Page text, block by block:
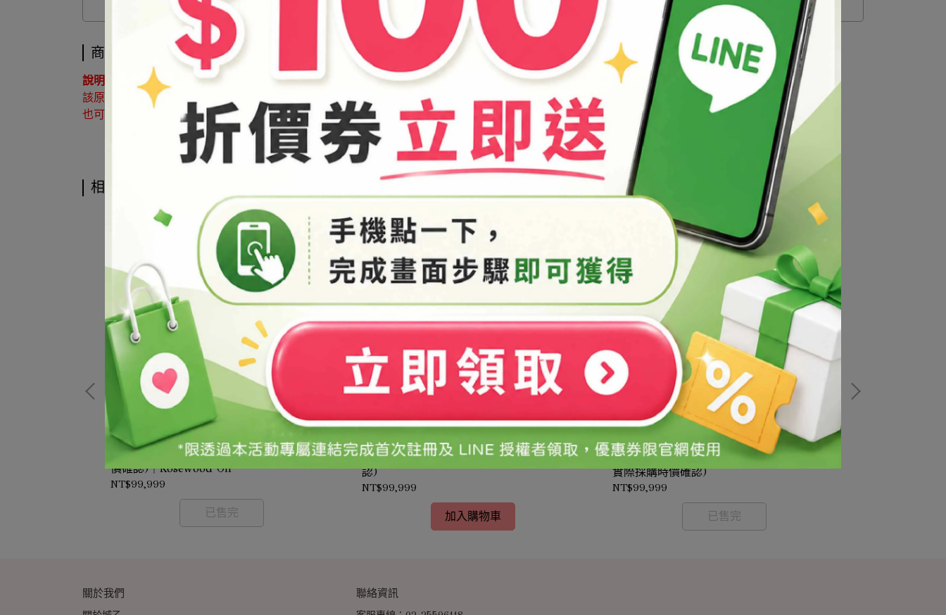
商品介紹
商品介紹
說明 ：
該原料屬於協尋客訂品，如有購買需求請來電洽詢02-25596118
也可利用 LINE@官方帳號詢問 帳號搜尋「@syb1803x」
相關商品
花梨木精油/1kg(需預訂-價格依實際採購時
價確認)｜Rosewood Oil
NT$99,999
已售完
天平200G/台(需預訂-價格依實際採購時價確
認)
NT$99,999
加入購物車
BIO-PLACENTA/KG(需冷藏-需預訂-價格依
實際採購時價確認)
NT$99,999
已售完
關於我們 聯絡資訊